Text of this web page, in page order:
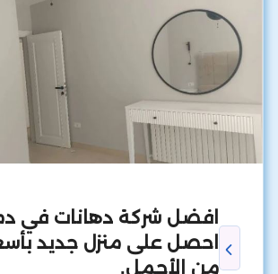
افضل شركة دهانات في
احصل على منزل جديد
من الأجمل.